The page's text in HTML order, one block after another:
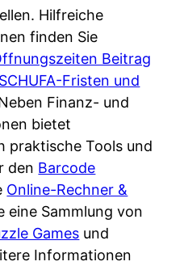
Hilfreiche
finden Sie
Beitrag
SCHUFA-Fristen und
Finanz- und
bietet
praktische Tools und
den Barcode
Online-Rechner &
eine Sammlung von
Games und
Informationen